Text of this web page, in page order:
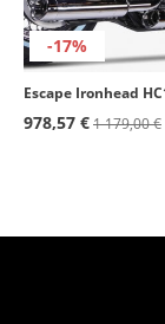
-17%
978,57 €1 179,00 €